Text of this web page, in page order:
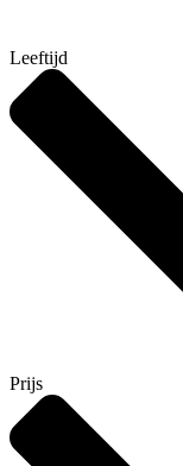
Leeftijd
Prijs